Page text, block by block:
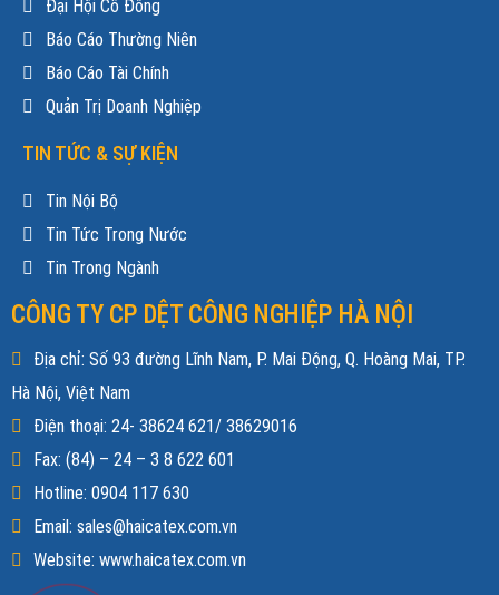
CÔNG TY CP DỆT CÔNG NGHIỆP HÀ NỘI
Địa chỉ: Số 93 đường Lĩnh Nam, P. Mai Động, Q. Hoàng Mai, TP.
Hà Nội, Việt Nam
Điện thoại: 24- 38624 621/ 38629016
Fax: (84) – 24 – 3 8 622 601
Hotline: 0904 117 630
Email: sales@haicatex.com.vn
Website: www.haicatex.com.vn
Đại Hội Cổ Đông
Báo Cáo Thường Niên
Báo Cáo Tài Chính
Quản Trị Doanh Nghiệp
TIN TỨC & SỰ KIỆN
Tin Nội Bộ
Tin Tức Trong Nước
Tin Trong Ngành